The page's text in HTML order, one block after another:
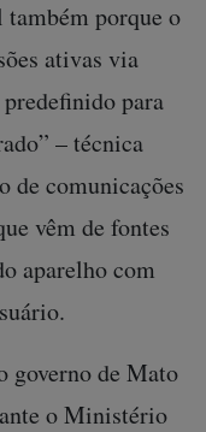
também porque o
ativas via
para
– técnica
de comunicações
vêm de fontes
aparelho com
governo de Mato
o Ministério